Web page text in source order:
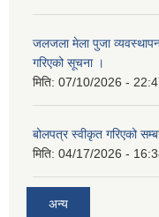
जलजला मेला पुजा व्यवस्थापन
गरिएको सूचना ।
मिति: 07/10/2026 -
बोलपत्र स्वीकृत गरिएको
मिति: 04/17/2026 -
अन्य